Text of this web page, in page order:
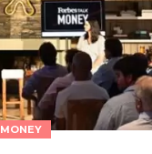
MONEY